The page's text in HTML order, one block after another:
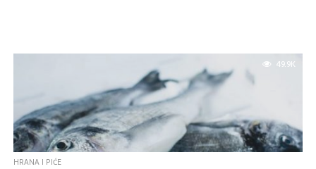
49.9K
HRANA I PIĆE